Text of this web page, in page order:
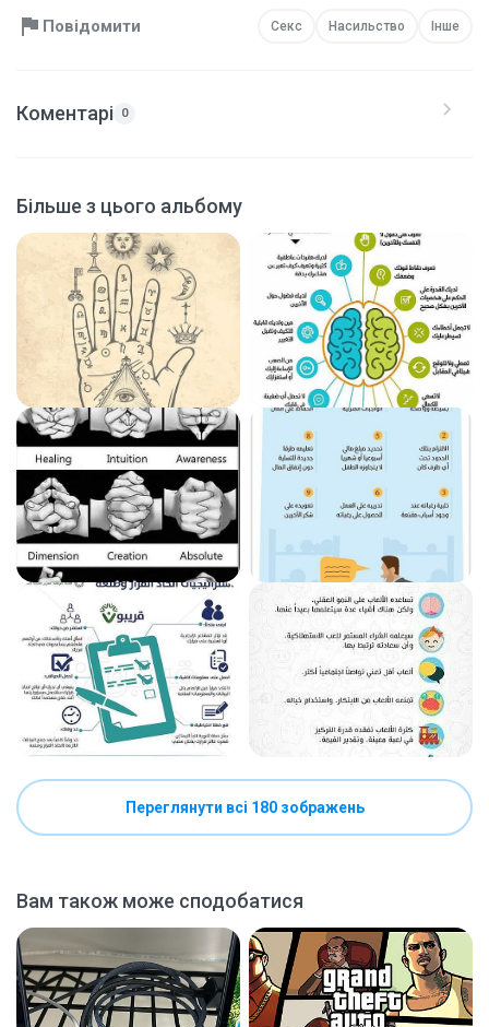
Повідомити Секс Насильство Інше
Коментарі 0
Більше з цього альбому
Переглянути всі 180 зображень
Вам також може сподобатися